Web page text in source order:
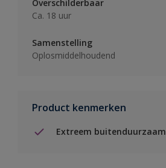
Overschilderbaar
Ca. 18 uur
Samenstelling
Oplosmiddelhoudend
Product kenmerken
Extreem buitenduurzaam